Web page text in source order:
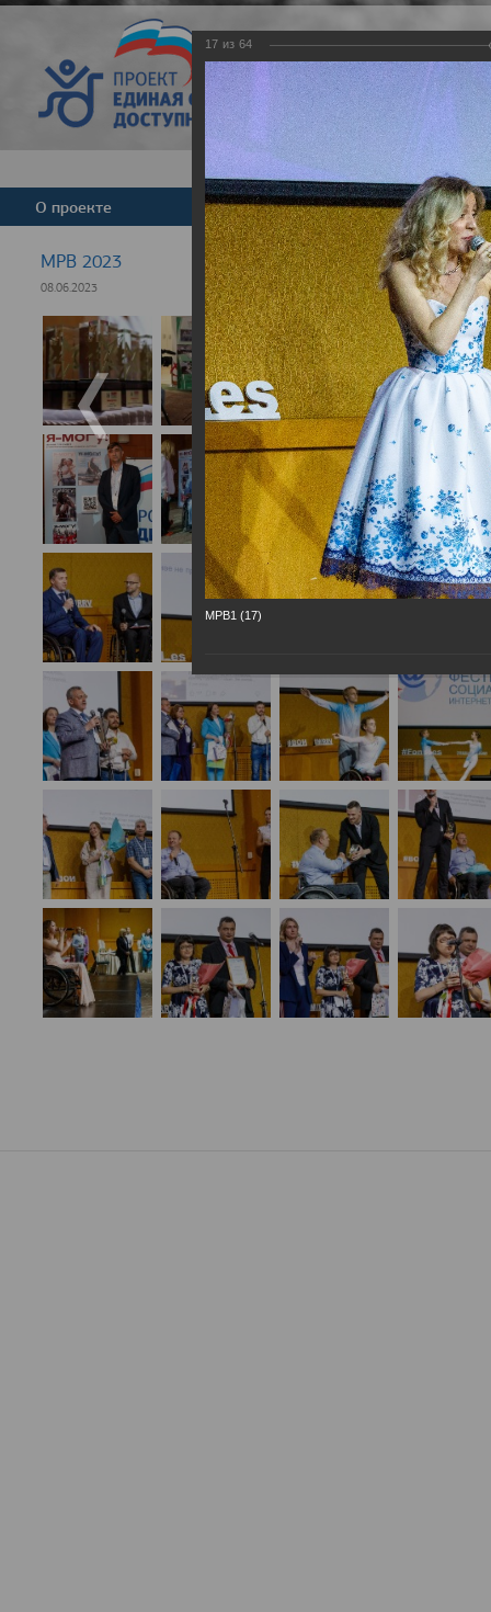
Версия для
О проекте Команда Новости
МРВ 2023
08.06.2023
17 из 64
МРВ1 (17)